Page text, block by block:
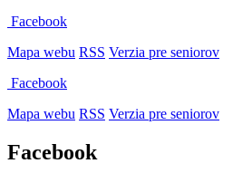
Facebook
Mapa webu RSS Verzia pre seniorov
Facebook
Mapa webu RSS Verzia pre seniorov
Facebook